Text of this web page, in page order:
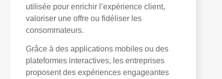
utilisée pour enrichir l’expérience client,
valoriser une offre ou fidéliser les
consommateurs.
Grâce à des applications mobiles ou des
plateformes interactives, les entreprises
proposent des expériences engageantes